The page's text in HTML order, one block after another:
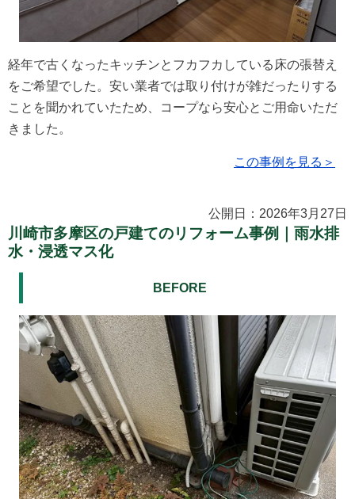
経年で古くなったキッチンとフカフカしている床の張替え
をご希望でした。安い業者では取り付けが雑だったりする
ことを聞かれていたため、コープなら安心とご用命いただ
きました。
この事例を見る＞
公開日：2026年3月27日
川崎市多摩区の戸建てのリフォーム事例｜雨水排
水・浸透マス化
BEFORE